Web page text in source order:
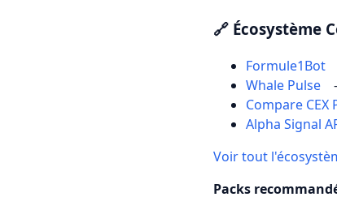
🔗 Écosystème
Formule1Bot
Whale Pulse
Compare CEX
Alpha Signal
Voir tout
Packs